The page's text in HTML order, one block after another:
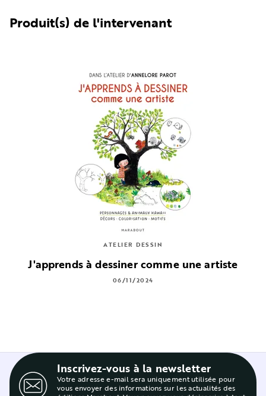
Produit(s) de l'intervenant
ATELIER DESSIN
J'apprends à dessiner comme une artiste
06/11/2024
Inscrivez-vous à la newsletter
Votre adresse e-mail sera uniquement utilisée pour
vous envoyer des informations sur les actualités des